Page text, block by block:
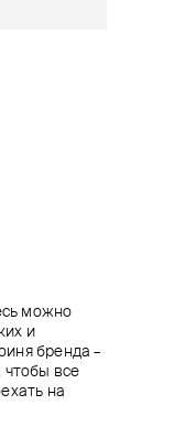
можно
и
бренда –
чтобы все
на